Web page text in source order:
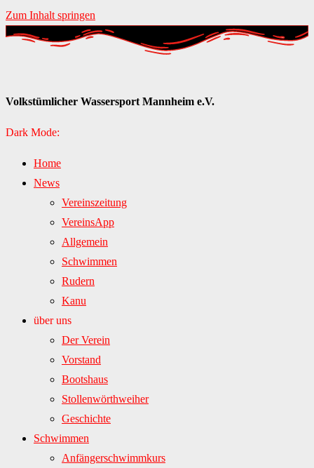
Zum Inhalt springen
Volkstümlicher Wassersport Mannheim e.V.
Dark Mode:
Home
News
Vereinszeitung
VereinsApp
Allgemein
Schwimmen
Rudern
Kanu
über uns
Der Verein
Vorstand
Bootshaus
Stollenwörthweiher
Geschichte
Schwimmen
Anfängerschwimmkurs